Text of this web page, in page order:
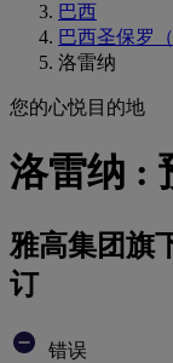
巴西
巴西圣保罗（
洛雷纳
您的心悦目的地
洛雷纳 :
雅高集团旗
订
错误